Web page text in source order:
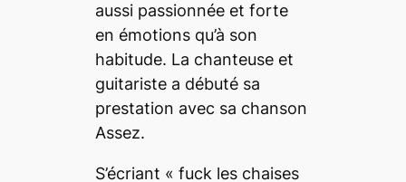
aussi passionnée et forte
en émotions qu’à son
habitude. La chanteuse et
guitariste a débuté sa
prestation avec sa chanson
Assez.
S’écriant « fuck les chaises